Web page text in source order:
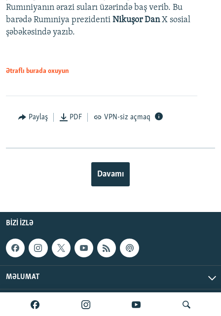
Rumıniyanın ərazi suları üzərində baş verib. Bu
barədə Rumıniya prezidenti Nikuşor DanX sosial
şəbəkəsində yazıb.
Ətraflı burada oxuyun
Paylaş PDF VPN-siz açmaq
Davamı
BIZI IZLƏ
MƏLUMAT
AzadlıqRadiosu © 2026 Inc. | Bütün hüquqlar qorunur